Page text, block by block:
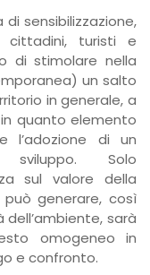
sensibilizzazione,
cittadini, turisti e
di stimolare nella
un salto
in generale, a
quanto elemento
di un
Solo
sul valore della
generare, così
sarà
omogeneo in
e confronto.